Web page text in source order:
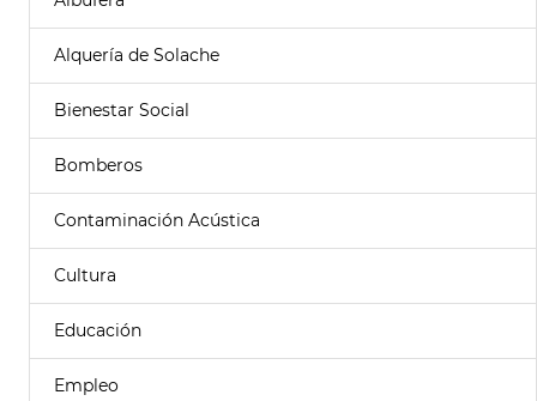
Alquería de Solache
Bienestar Social
Bomberos
Contaminación Acústica
Cultura
Educación
Empleo